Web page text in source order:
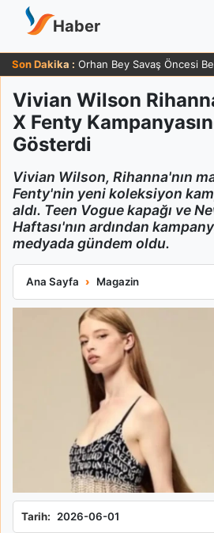
Haber
Son Dakika : Orhan Bey Savaş Öncesi
Vivian Wilson
X Fenty
Gösterdi
Vivian Wilson, Rihanna'nın
Fenty'nin yeni koleksiyon
aldı. Teen Vogue kapağı ve
Haftası'nın ardından
medyada gündem oldu.
Ana Sayfa Magazin
Vivian Wilson Rihanna'nın
Tarih: 2026-06-01